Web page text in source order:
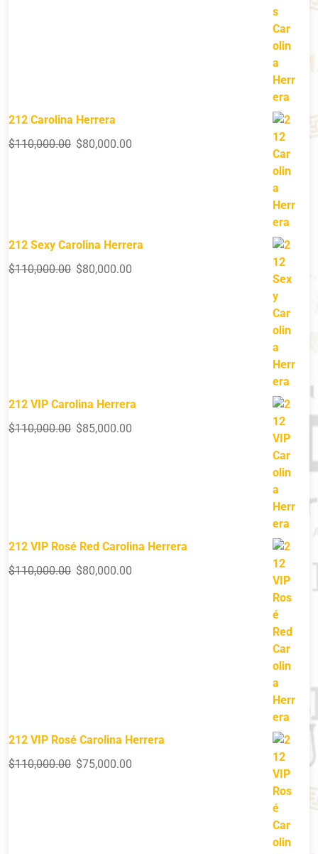
212 Carolina Herrera
$110,000.00 $80,000.00
212 Sexy Carolina Herrera
$110,000.00 $80,000.00
212 VIP Carolina Herrera
$110,000.00 $85,000.00
212 VIP Rosé Red Carolina Herrera
$110,000.00 $80,000.00
212 VIP Rosé Carolina Herrera
$110,000.00 $75,000.00